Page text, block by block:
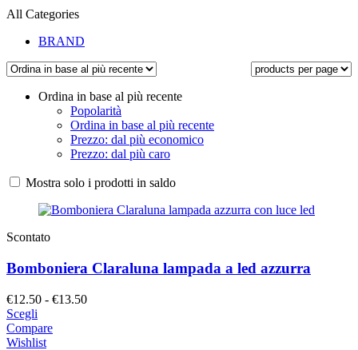
All Categories
BRAND
Ordina in base al più recente
Popolarità
Ordina in base al più recente
Prezzo: dal più economico
Prezzo: dal più caro
Mostra solo i prodotti in saldo
Scontato
Bomboniera Claraluna lampada a led azzurra
€12.50 - €13.50Fascia
Scegli
Compare
Wishlist